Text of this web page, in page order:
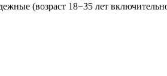
(возраст 18−35 лет